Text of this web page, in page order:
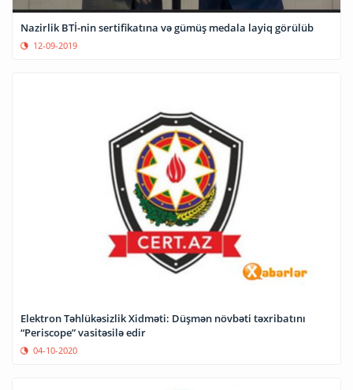
Nazirlik BTİ-nin sertifikatına və gümüş medala layiq görülüb
12-09-2019
Elektron Təhlükəsizlik Xidməti: Düşmən növbəti təxribatını
“Periscope” vasitəsilə edir
04-10-2020